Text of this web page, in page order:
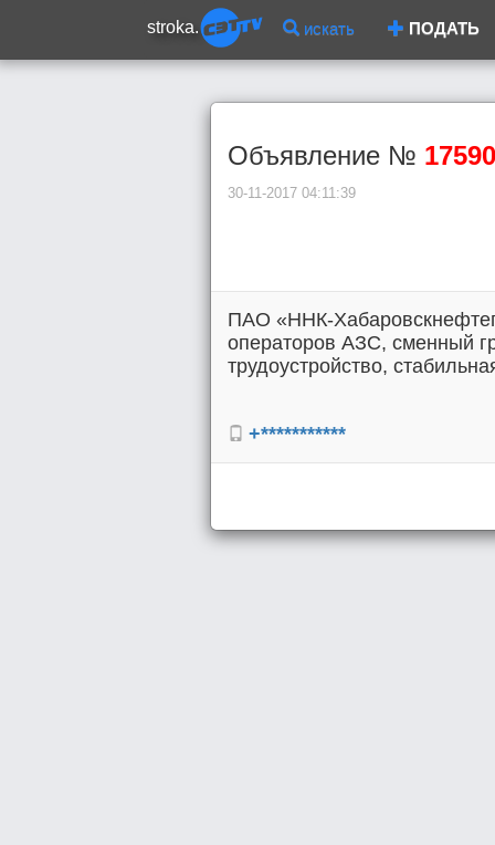
stroka. искать ПОДАТЬ
Объявление № 17590
30-11-2017 04:11:39
ПАО «ННК-
операторов АЗС, сменный
трудоустройство,
+***********